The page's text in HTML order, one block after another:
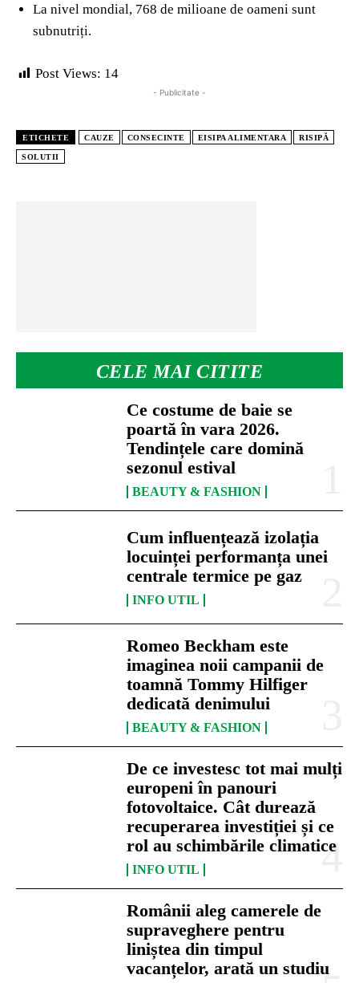
CELE MAI CITITE
Ce costume de baie se
poartă în vara 2026.
Tendințele care domină
sezonul estival
BEAUTY & FASHION
Cum influențează izolația
locuinței performanța unei
centrale termice pe gaz
INFO UTIL
Romeo Beckham este
imaginea noii campanii de
toamnă Tommy Hilfiger
dedicată denimului
BEAUTY & FASHION
De ce investesc tot mai mulți
europeni în panouri
fotovoltaice. Cât durează
recuperarea investiției și ce
rol au schimbările climatice
INFO UTIL
Românii aleg camerele de
supraveghere pentru
liniștea din timpul
vacanțelor, arată un studiu
La nivel mondial, 768 de milioane de oameni sunt
subnutriți.
Post Views: 14
- Publicitate -
ETICHETE CAUZE CONSECINTE EISIPA ALIMENTARA RISIPĂ
SOLUTII